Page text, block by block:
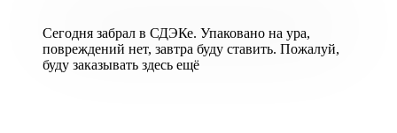
Сегодня забрал в СДЭКе. Упаковано на ура,
повреждений нет, завтра буду ставить. Пожалуй,
буду заказывать здесь ещё